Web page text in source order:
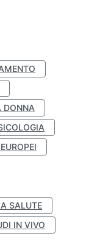
DONNA
SALUTE
IN VIVO